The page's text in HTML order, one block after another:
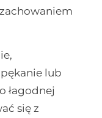
lub
łagodnej
się z